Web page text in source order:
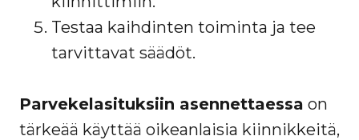
Testaa kaihdinten toiminta ja tee
tarvittavat säädöt.
Parvekelasituksiin asennettaessa on
tärkeää käyttää oikeanlaisia kiinnikkeitä,